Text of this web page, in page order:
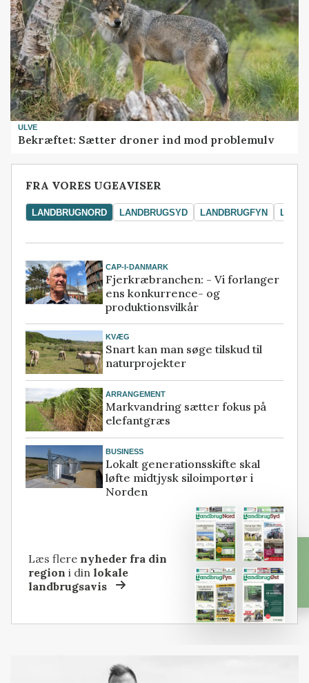
ULVE
Bekræftet: Sætter droner ind mod problemulv
FRA VORES UGEAVISER
LANDBRUGNORD LANDBRUGSYD LANDBRUGFYN
CAP-I-DANMARK
Fjerkræbranchen: - Vi forlanger
ens konkurrence- og
produktionsvilkår
KVÆG
Snart kan man søge tilskud til
naturprojekter
ARRANGEMENT
Markvandring sætter fokus på
elefantgræs
BUSINESS
Lokalt generationsskifte skal
løfte midtjysk siloimportør i
Norden
Læs flere nyheder fra din
region i dinlokale
landbrugsavis